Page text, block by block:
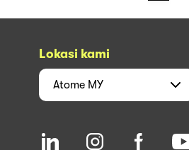
Lokasi kami
Atome MY